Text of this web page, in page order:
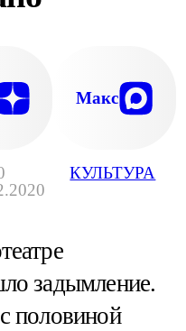
КУЛЬТУРА
Макс
задымление.
половиной